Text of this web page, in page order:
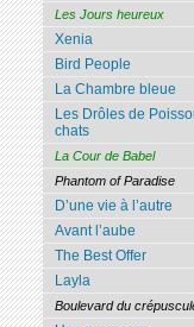
Les Jours heureux
Xenia
Bird People
La Chambre bleue
Les Drôles de
chats
La Cour de Babel
Phantom of Paradise
D’une vie à l’autre
Avant l’aube
The Best Offer
Layla
Boulevard du